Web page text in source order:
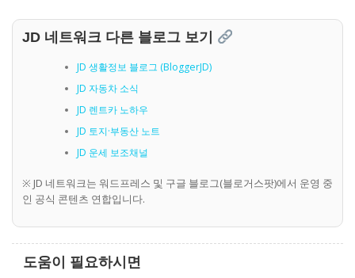
JD 네트워크 다른 블로그 보기
JD 생활정보 블로그 (BloggerJD)
JD 자동차 소식
JD 렌트카 노하우
JD 토지·부동산 노트
JD 운세 보조채널
※ JD 네트워크는 워드프레스 및 구글 블로그(블로거스팟)에서 운영 중
인 공식 콘텐츠 연합입니다.
도움이 필요하시면